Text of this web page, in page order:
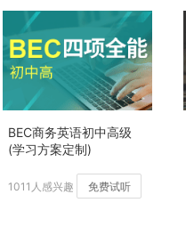
BEC商务英语初中高级
(学习方案定制)
1011人感兴趣 免费试听